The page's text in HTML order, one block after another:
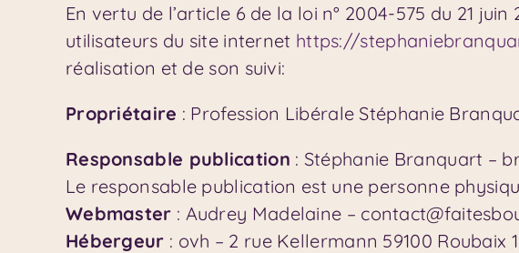
En vertu de l’article 6 de la loi n° 2004-575 du 21
utilisateurs du site internet https://
réalisation et de son suivi:
Propriétaire : Profession Libérale Stéphanie
Responsable publication : Stéphanie Branquart –
Le responsable publication est une personne
Webmaster : Audrey Madelaine –
Hébergeur : ovh – 2 rue Kellermann 59100 Roubaix